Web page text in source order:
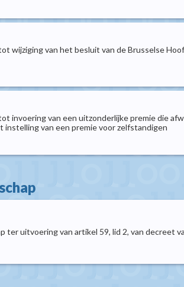
wijziging van het besluit van de Brusselse
invoering van een uitzonderlijke premie die
van een premie voor zelfstandigen
ter uitvoering van artikel 59, lid 2, van